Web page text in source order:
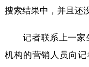
Русский язык
Deutsch
搜索结果中，并且还
记者联系上一家
机构的营销人员向记